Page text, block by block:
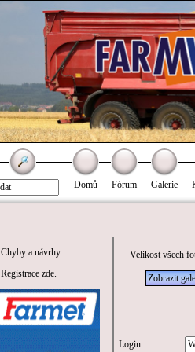
Domů Fórum Galerie
Chyby a návrhy
Registrace zde.
Velikost všech
Zobrazit
Login: